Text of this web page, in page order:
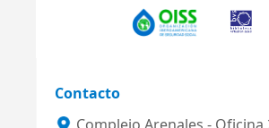
Contacto